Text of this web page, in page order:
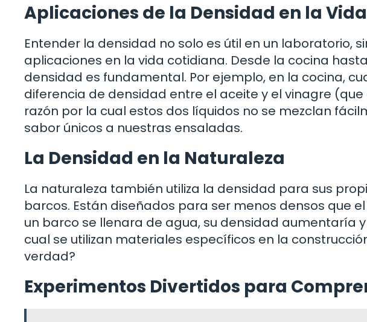
Aplicaciones de la Densidad en la
Entender la densidad no solo es útil en un laboratorio,
aplicaciones en la vida cotidiana. Desde la cocina
densidad es fundamental. Por ejemplo, en la cocina,
diferencia de densidad entre el aceite y el vinagre
razón por la cual estos dos líquidos no se mezclan
sabor únicos a nuestras ensaladas.
La Densidad en la Naturaleza
La naturaleza también utiliza la densidad para sus
barcos. Están diseñados para ser menos densos que
un barco se llenara de agua, su densidad aumentaría
cual se utilizan materiales específicos en la
verdad?
Experimentos Divertidos para